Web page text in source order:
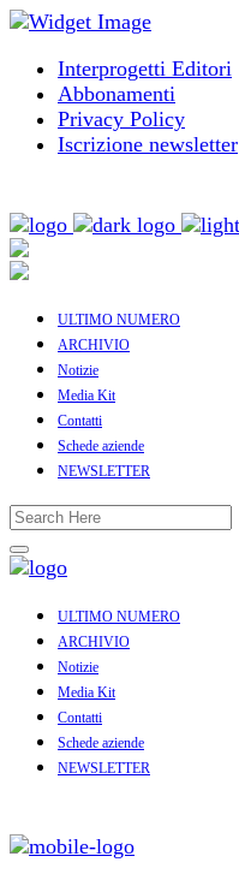
Interprogetti Editori
Abbonamenti
Privacy Policy
Iscrizione newsletter
ULTIMO NUMERO
ARCHIVIO
Notizie
Media Kit
Contatti
Schede aziende
NEWSLETTER
ULTIMO NUMERO
ARCHIVIO
Notizie
Media Kit
Contatti
Schede aziende
NEWSLETTER